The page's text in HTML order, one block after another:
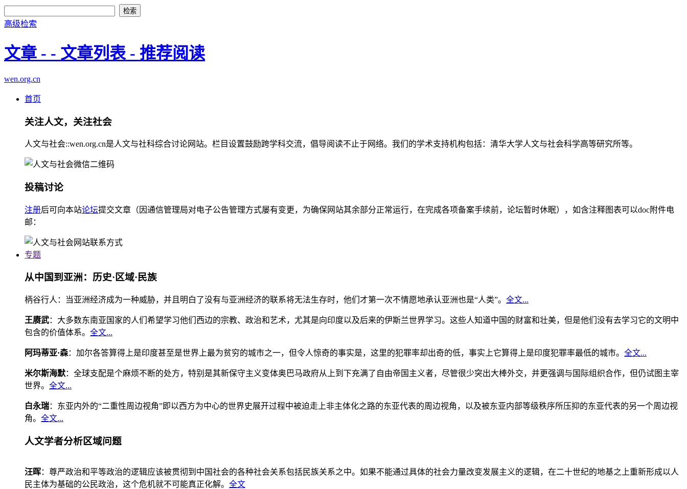
高级检索
文章 - - 文章列表 - 推荐阅读
wen.org.cn
首页
关注人文，关注社会
人文与社会::wen.org.cn是人文与社科综合讨论网站。栏目设置鼓励跨学科交流，倡导阅读不止于网络。我们的学术支持机构包括：清华大学人文与社会科学高等研究所等。
投稿讨论
注册后可向本站论坛提交文章（因通信管理局对电子公告管理方式屡有变更，为确保网站其余部分正常运行，在完成各项备案手续前，论坛暂时休眠），如含注释图表可以doc附件电
邮：
专题
从中国到亚洲：历史·区域·民族
柄谷行人：当亚洲经济成为一种威胁，并且明白了没有与亚洲经济的联系将无法生存时，他们才第一次不情愿地承认亚洲也是“人类”。 全文...
王赓武：大多数东南亚国家的人们希望学习他们西边的宗教、政治和艺术，尤其是向印度以及后来的伊斯兰世界学习。这些人知道中国的财富和壮美，但是他们没有去学习它的文明中
包含的价值体系。 全文...
阿玛蒂亚·森：加尔各答算得上是印度甚至是世界上最为贫穷的城市之一，但令人惊奇的事实是，这里的犯罪率却出奇的低，事实上它算得上是印度犯罪率最低的城市。 全文...
米尔斯海默：全球支配是个麻烦不断的处方，特别是其新保守主义变体奥巴马政府从上到下充满了自由帝国主义者，尽管很少突出大棒外交，并更强调与国际组织合作，但仍试图主宰
世界。 全文...
白永瑞：东亚内外的“二重性周边视角”即以西方为中心的世界史展开过程中被迫走上非主体化之路的东亚代表的周边视角，以及被东亚内部等级秩序所压抑的东亚代表的另一个周边视
角。 全文...
人文学者分析区域问题
汪晖：尊严政治和平等政治的逻辑应该被贯彻到中国社会的各种社会关系包括民族关系之中。如果不能通过具体的社会力量改变发展主义的逻辑，在二十世纪的地基之上重新形成以人
民主体为基础的公民政治，这个危机就不可能真正化解。 全文